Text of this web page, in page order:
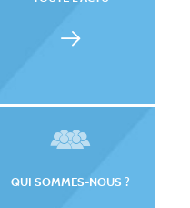
QUI SOMMES-NOUS ?